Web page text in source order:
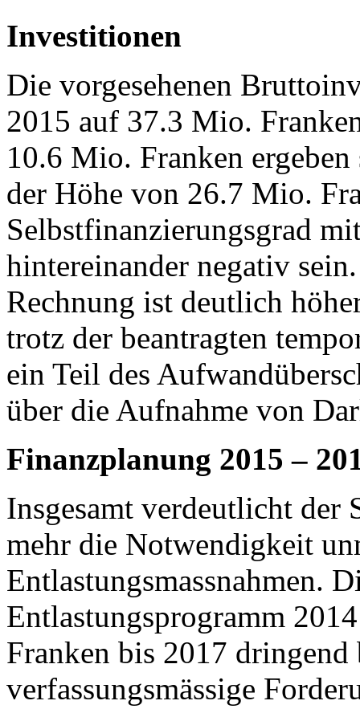
Investitionen
Die vorgesehenen
2015 auf 37.3 Mio.
10.6 Mio. Franken
der Höhe von 26.7 Mio.
Selbstfinanzierungsgrad
hintereinander negativ
Rechnung ist deutlich
trotz der beantragten
ein Teil des
über die Aufnahme von
Finanzplanung 2015 –
Insgesamt verdeutlicht der
mehr die Notwendigkeit
Entlastungsmassnahmen.
Entlastungsprogramm
Franken bis 2017
verfassungsmässige